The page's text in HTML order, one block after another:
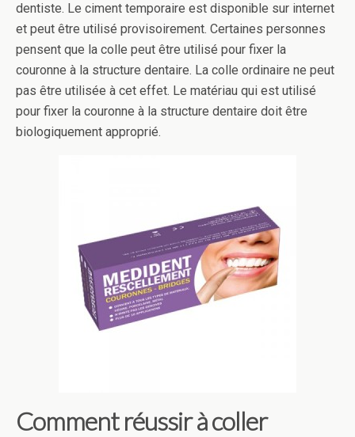
dentiste. Le ciment temporaire est disponible sur internet
et peut être utilisé provisoirement. Certaines personnes
pensent que la colle peut être utilisé pour fixer la
couronne à la structure dentaire. La colle ordinaire ne peut
pas être utilisée à cet effet. Le matériau qui est utilisé
pour fixer la couronne à la structure dentaire doit être
biologiquement approprié.
Comment réussir à coller